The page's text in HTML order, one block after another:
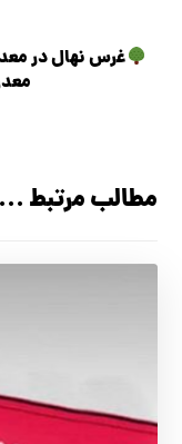
غرس نهال در
مطالب مرتبط ...